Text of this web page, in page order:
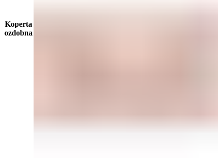
Koperta
ozdobna